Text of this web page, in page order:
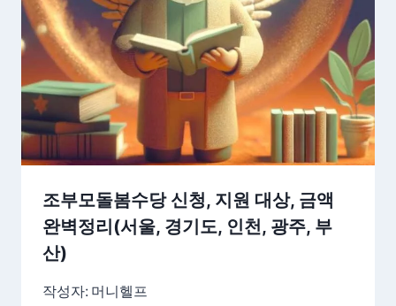
조부모돌봄수당 신청, 지원 대상, 금액
완벽정리(서울, 경기도, 인천, 광주, 부
산)
작성자: 머니헬프